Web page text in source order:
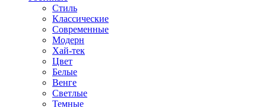
Стиль
Классические
Современные
Модерн
Хай-тек
Цвет
Белые
Венге
Светлые
Темные